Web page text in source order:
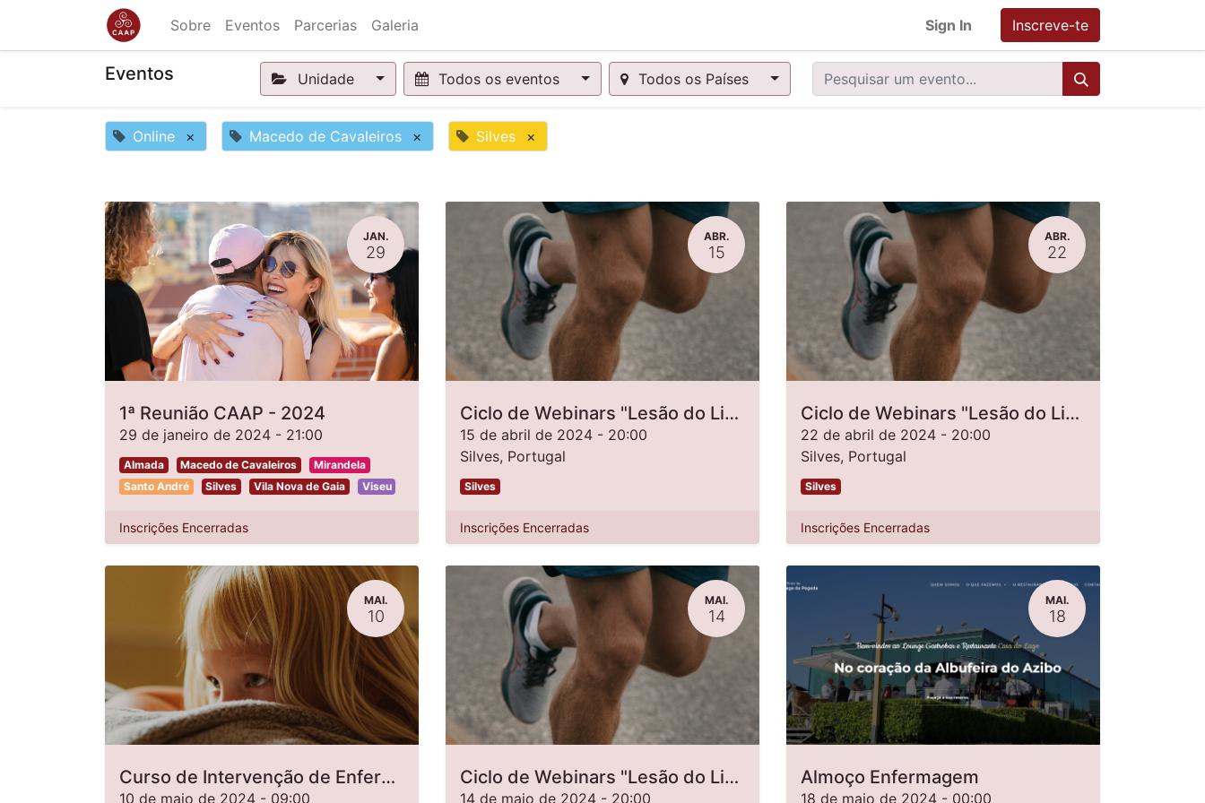
Sobre Eventos Parcerias Galeria Sign In Inscreve-te
Eventos Unidade Todos os eventos Todos os Países
Online × Macedo de Cavaleiros × Silves ×
JAN.
29
1ª Reunião CAAP - 2024
29 de janeiro de 2024 - 21:00
Almada Macedo de Cavaleiros
Mirandela
Santo André
Silves Vila Nova de Gaia Viseu
Inscrições Encerradas
ABR.
15
Ciclo de Webinars "Lesão do Ligamento Cruzado Anterior - da avaliação à reabilitação"
15 de abril de 2024 - 20:00
Silves, Portugal
Silves
Inscrições Encerradas
ABR.
22
Ciclo de Webinars "Lesão do Ligamento Cruzado Anterior - Da Avaliação à Reabilitação"
22 de abril de 2024 - 20:00
Silves, Portugal
Silves
Inscrições Encerradas
MAI.
10
Curso de Intervenção de Enfermagem na Saúde Mental da Criança e Jovem - 2ª edição
10 de maio de 2024 - 09:00
MAI.
14
Ciclo de Webinars "Lesão do Ligamento Cruzado Anterior - Da Avaliação à Reabilitação"
14 de maio de 2024 - 20:00
MAI.
18
Almoço Enfermagem
18 de maio de 2024 - 00:00